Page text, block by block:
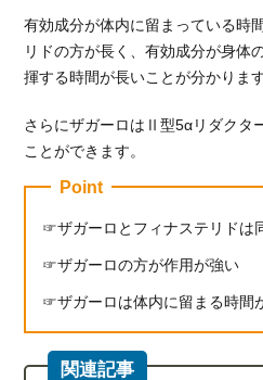
ス
テ
リ
を
使
際
意
用が
有効成分が体内に留まっている時
リドの方が長く、有効成分が身体
揮する時間が長いことが分かります
さらにザガーロはⅡ型5αリダクタ
ことができます。
Point
ザガーロとフィナステリドは
ザガーロの方が作用が強い
ザガーロは体内に留まる時間